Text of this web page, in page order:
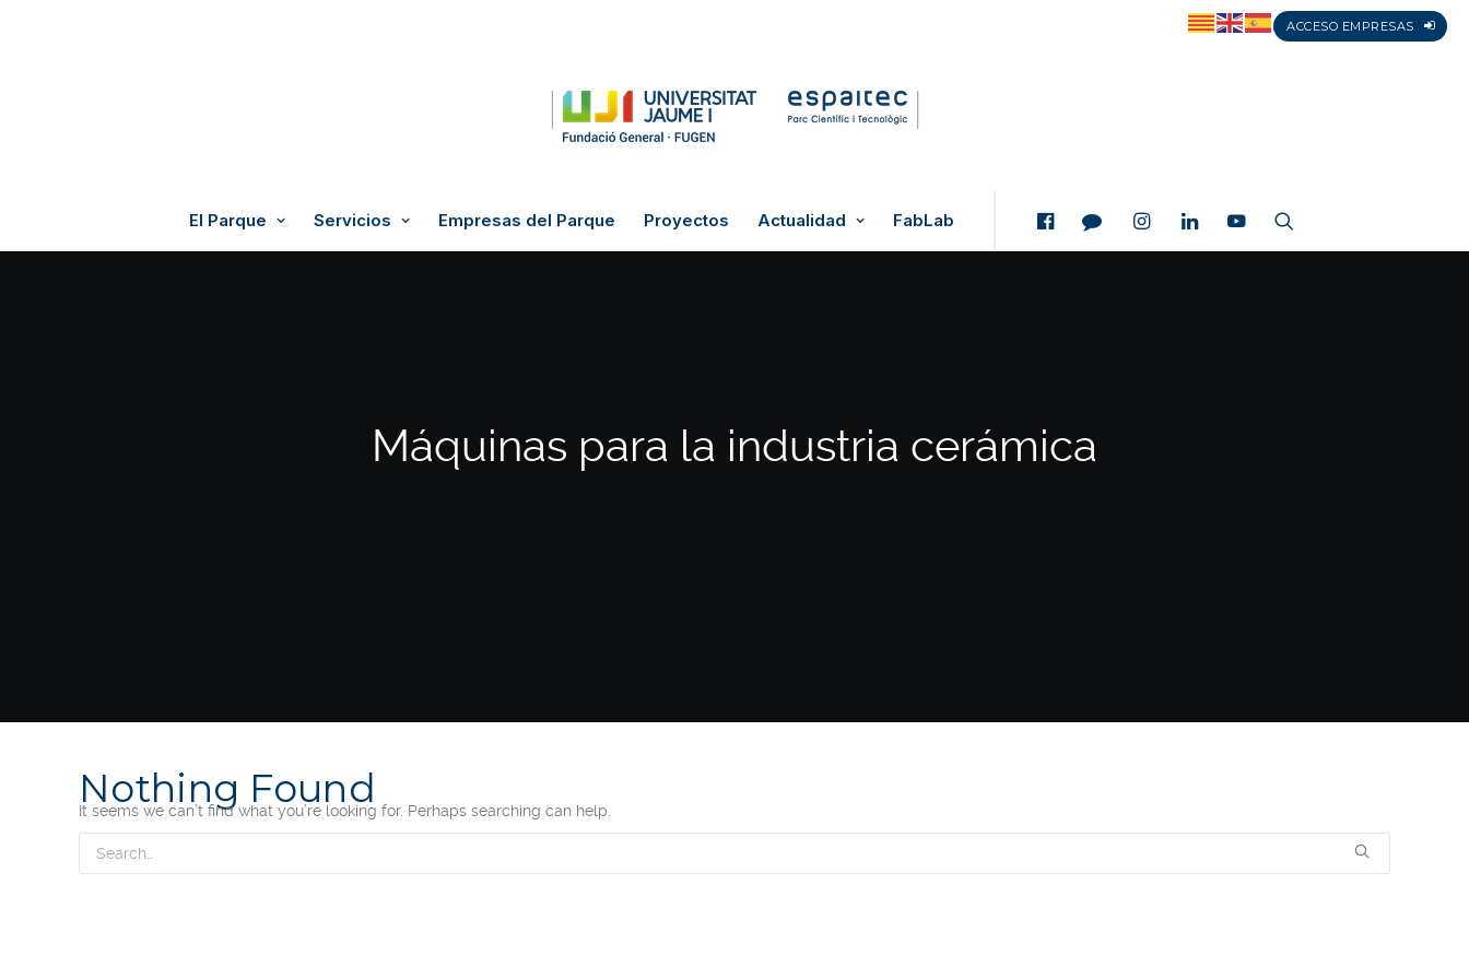
ACCESO EMPRESAS
El Parque Servicios Empresas del Parque Proyectos Actualidad FabLab
Máquinas para la industria cerámica
Nothing Found
It seems we can’t find what you’re looking for. Perhaps searching can help.